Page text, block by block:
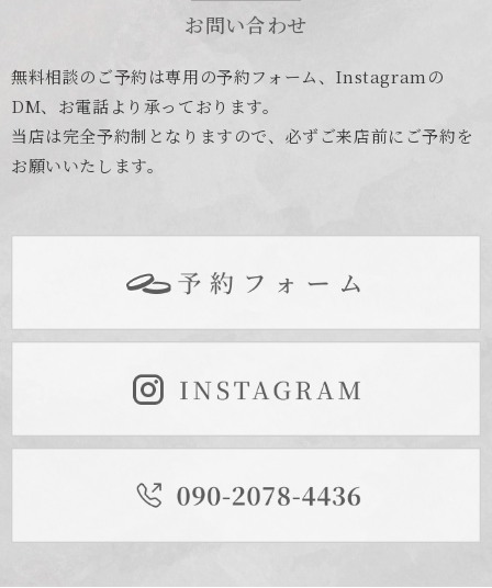
お問い合わせ
無料相談のご予約は専用の予約フォーム、Instagramの
DM、お電話より承っております。
当店は完全予約制となりますので、必ずご来店前にご予約を
お願いいたします。